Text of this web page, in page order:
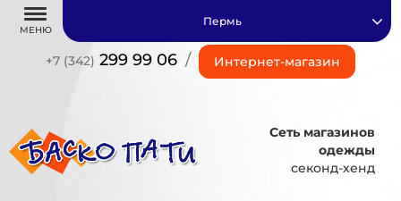
МЕНЮ
+7 (342) 299 99 06 / Интернет-магазин
Пермь
Сеть магазинов
одежды
секонд-хенд